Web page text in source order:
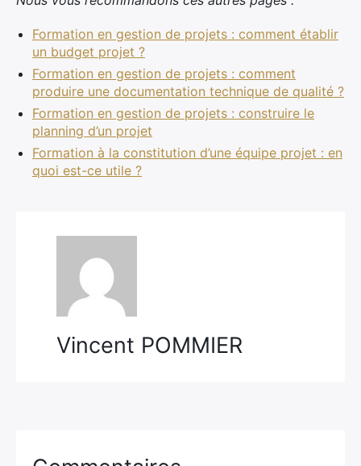
Formation en gestion de projets : comment établir
un budget projet ?
Formation en gestion de projets : comment
produire une documentation technique de qualité ?
Formation en gestion de projets : construire le
planning d’un projet
Formation à la constitution d’une équipe projet : en
quoi est-ce utile ?
Vincent POMMIER